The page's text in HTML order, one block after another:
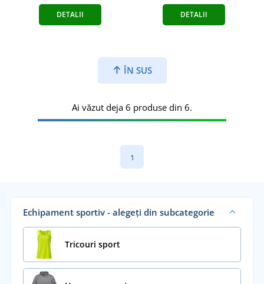
DETALII DETALII
ÎN SUS
Ai văzut deja 6 produse din 6.
1
Echipament sportiv - alegeți din subcategorie
Tricouri sport